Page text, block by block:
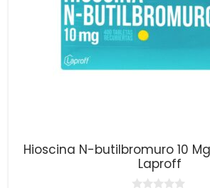
Hioscina N-butilbromuro 10
Laproff